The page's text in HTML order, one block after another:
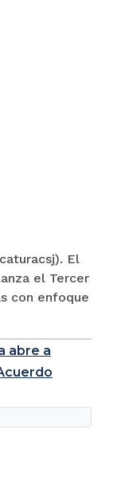
El
el Tercer
con enfoque
abre a